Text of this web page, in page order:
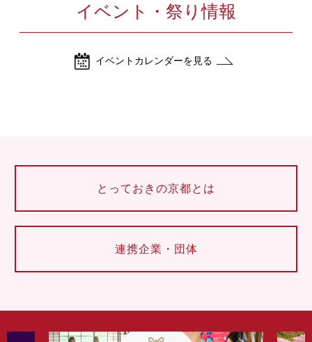
イベント・祭り情報
イベントカレンダーを見る
とっておきの京都とは
連携企業・団体